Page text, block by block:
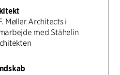
Møller Architects i
med Stähelin